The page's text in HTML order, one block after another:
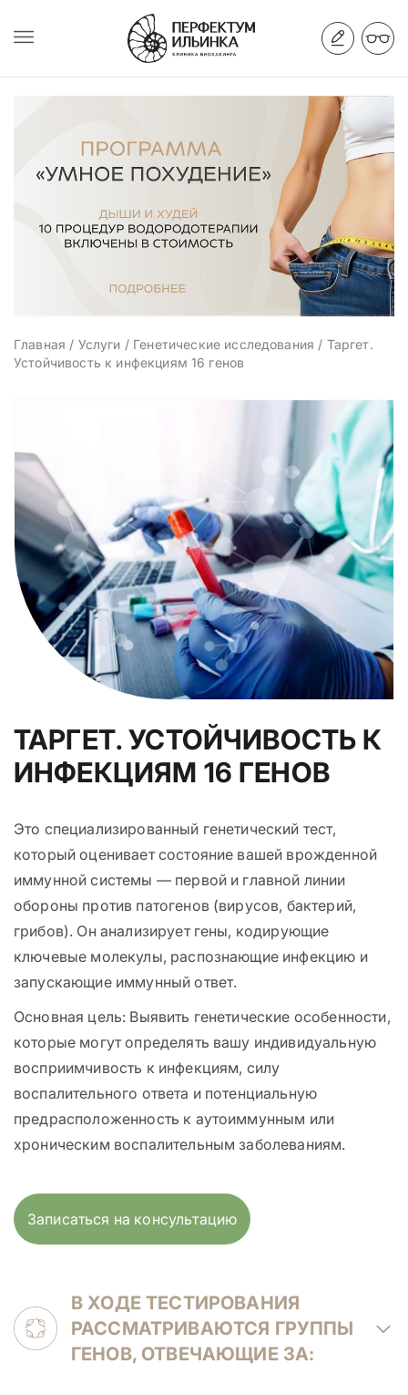
Главная / Услуги / Генетические исследования / Таргет.
Устойчивость к инфекциям 16 генов
ТАРГЕТ. УСТОЙЧИВОСТЬ К
ИНФЕКЦИЯМ 16 ГЕНОВ
Это специализированный генетический тест,
который оценивает состояние вашей врожденной
иммунной системы — первой и главной линии
обороны против патогенов (вирусов, бактерий,
грибов). Он анализирует гены, кодирующие
ключевые молекулы, распознающие инфекцию и
запускающие иммунный ответ.
Основная цель: Выявить генетические особенности,
которые могут определять вашу индивидуальную
восприимчивость к инфекциям, силу
воспалительного ответа и потенциальную
предрасположенность к аутоиммунным или
хроническим воспалительным заболеваниям.
Записаться на консультацию
В ХОДЕ ТЕСТИРОВАНИЯ
РАССМАТРИВАЮТСЯ ГРУППЫ
ГЕНОВ, ОТВЕЧАЮЩИЕ ЗА: